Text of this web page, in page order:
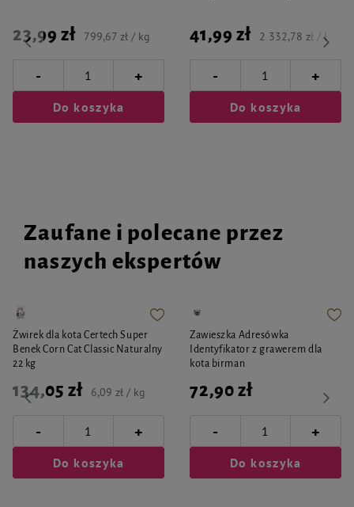
23,99 zł 799,67 zł / kg
- +
Do koszyka
41,99 zł 2 332,78 zł / l
- +
Do koszyka
Zaufane i polecane przez
naszych ekspertów
Żwirek dla kota Certech Super
Benek Corn Cat Classic Naturalny
22 kg
134,05 zł 6,09 zł / kg
- +
Do koszyka
Zawieszka Adresówka
Identyfikator z grawerem dla
kota birman
72,90 zł
- +
Do koszyka